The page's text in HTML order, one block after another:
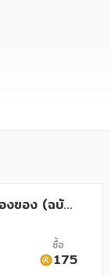
ญา
รู้ว่า สิ่งศักดิ์สิทธิ์มี
ว หลาย ๆ คนที่เดิน
วดผี หรือล่าท้าผี ซึ่ง
วเหล่านี้ ถูกนำมา
รือ ที่จะไม่ได้รับ
งของ (ฉบับ
ซื้อ
175